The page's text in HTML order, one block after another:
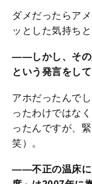
ダメだったらア
ッとした気持ち
――しかし、その
という発言をし
アホだったんで
ったわけではな
ったんですが、
笑）。
――不正の温床に